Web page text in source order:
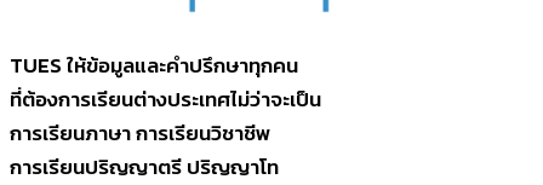
TUES ให้ข้อมูลและคำปรึกษาทุกคน
ที่ต้องการเรียนต่างประเทศไม่ว่าจะเป็น
การเรียนภาษา การเรียนวิชาชีพ
การเรียนปริญญาตรี ปริญญาโท